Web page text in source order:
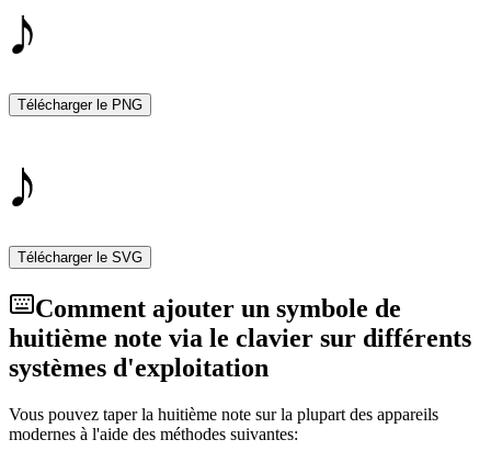
Télécharger le PNG
Télécharger le SVG
Comment ajouter un symbole de
huitième note via le clavier sur différents
systèmes d'exploitation
Vous pouvez taper la huitième note sur la plupart des appareils
modernes à l'aide des méthodes suivantes: